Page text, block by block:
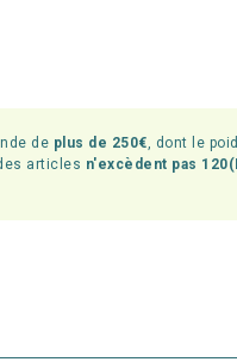
de plus de 250€, dont le
articles n'excèdent pas